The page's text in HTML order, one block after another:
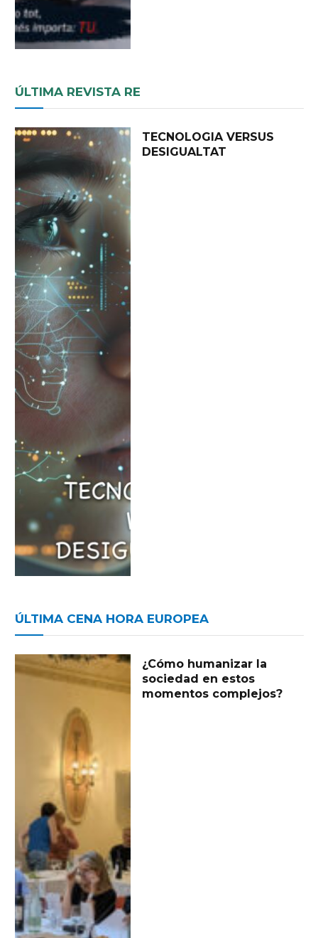
ÚLTIMA REVISTA RE
TECNOLOGIA VERSUS
DESIGUALTAT
ÚLTIMA CENA HORA EUROPEA
¿Cómo humanizar la
sociedad en estos
momentos complejos?